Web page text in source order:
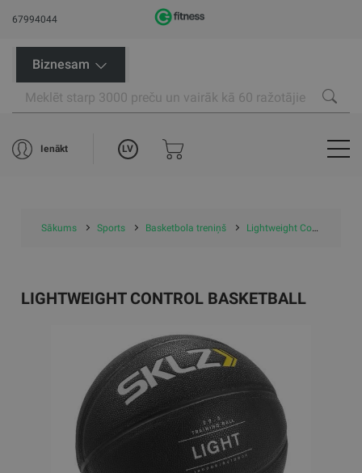
67994044
Biznesam
Ienākt LV
Sākums Sports Basketbola treniņš Lightweight Control Basketball
LIGHTWEIGHT CONTROL BASKETBALL